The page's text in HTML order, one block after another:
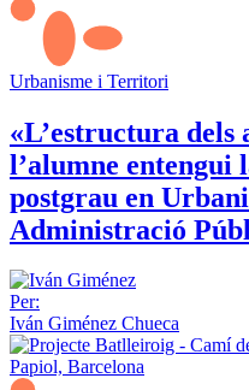
Urbanisme i Territori
«L’estructura dels
l’alumne entengui
postgrau en
Administració
Per:
Iván Giménez Chueca